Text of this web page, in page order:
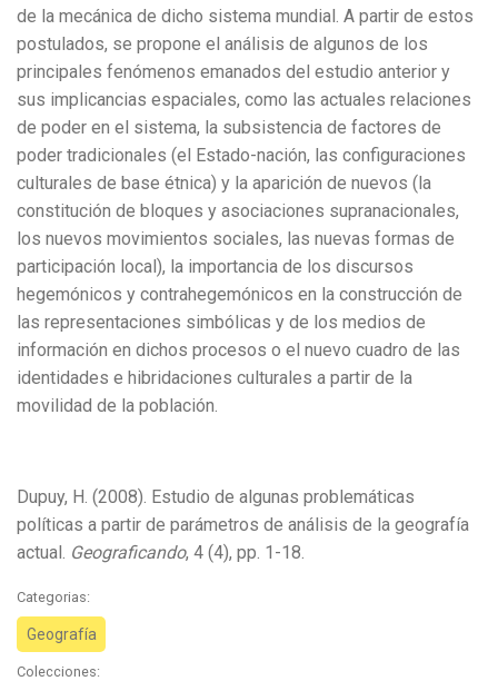
de la mecánica de dicho sistema mundial. A partir de estos
postulados, se propone el análisis de algunos de los
principales fenómenos emanados del estudio anterior y
sus implicancias espaciales, como las actuales relaciones
de poder en el sistema, la subsistencia de factores de
poder tradicionales (el Estado-nación, las configuraciones
culturales de base étnica) y la aparición de nuevos (la
constitución de bloques y asociaciones supranacionales,
los nuevos movimientos sociales, las nuevas formas de
participación local), la importancia de los discursos
hegemónicos y contrahegemónicos en la construcción de
las representaciones simbólicas y de los medios de
información en dichos procesos o el nuevo cuadro de las
identidades e hibridaciones culturales a partir de la
movilidad de la población.
Dupuy, H. (2008). Estudio de algunas problemáticas
políticas a partir de parámetros de análisis de la geografía
actual. Geograficando, 4 (4), pp. 1-18.
Categorias:
Geografía
Colecciones: